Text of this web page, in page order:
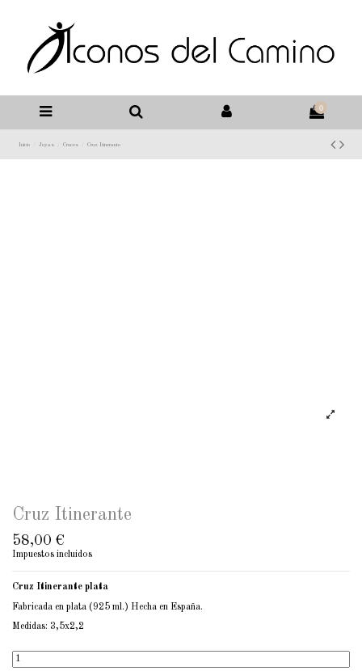
0
Inicio Joyas Cruces Cruz Itinerante
Cruz Itinerante
58,00 €
Impuestos incluidos
Cruz Itinerante plata
Fabricada en plata (925 ml.) Hecha en España.
Medidas: 3,5x2,2